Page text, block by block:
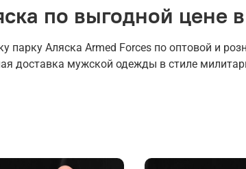
по выгодной цене
Аляска Armed Forces по оптовой и
доставка мужской одежды в стиле